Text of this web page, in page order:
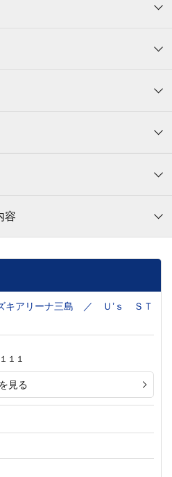
容
キアリーナ三島 ／ Ｕ’ｓ ＳＴ
１１
見る